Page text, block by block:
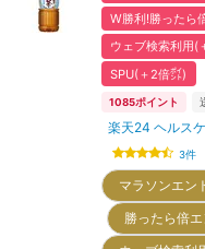
W勝利!勝ったら
ウェブ検索利用(
SPU(＋2倍㌽)
1085ポイント
楽天24 ヘルス
3件
マラソンエ
勝ったら倍